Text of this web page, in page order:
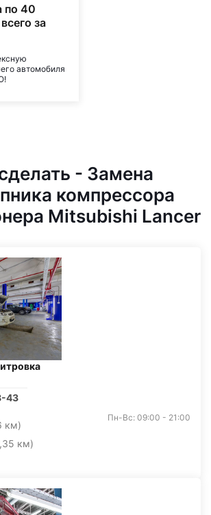
по 40
за
автомобиля
- Замена
компрессора
Mitsubishi Lancer
43
км)
км)
Пн-Вс: 09:00 - 21:00